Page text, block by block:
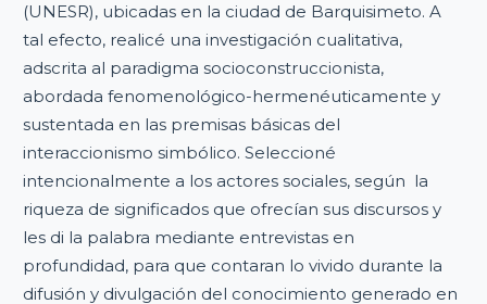
(UNESR), ubicadas en la ciudad de Barquisimeto. A
tal efecto, realicé una investigación cualitativa,
adscrita al paradigma socioconstruccionista,
abordada fenomenológico-hermenéuticamente y
sustentada en las premisas básicas del
interaccionismo simbólico. Seleccioné
intencionalmente a los actores sociales, según la
riqueza de significados que ofrecían sus discursos y
les di la palabra mediante entrevistas en
profundidad, para que contaran lo vivido durante la
difusión y divulgación del conocimiento generado en